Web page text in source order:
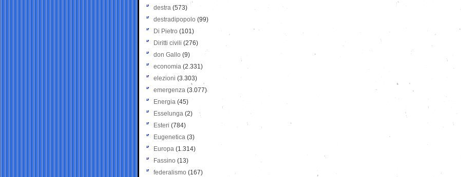
destra (573)
destradipopolo (99)
Di Pietro (101)
Diritti civili (276)
don Gallo (9)
economia (2.331)
elezioni (3.303)
emergenza (3.077)
Energia (45)
Esselunga (2)
Esteri (784)
Eugenetica (3)
Europa (1.314)
Fassino (13)
federalismo (167)